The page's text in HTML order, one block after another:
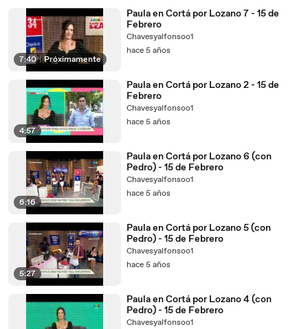
7:40 | Próximamente
Paula en Cortá por Lozano 7 - 15 de
Febrero
Chavesyalfonsoo1
hace 5 años
4:57
Paula en Cortá por Lozano 2 - 15 de
Febrero
Chavesyalfonsoo1
hace 5 años
6:16
Paula en Cortá por Lozano 6 (con
Pedro) - 15 de Febrero
Chavesyalfonsoo1
hace 5 años
5:27
Paula en Cortá por Lozano 5 (con
Pedro) - 15 de Febrero
Chavesyalfonsoo1
hace 5 años
Paula en Cortá por Lozano 4 (con
Pedro) - 15 de Febrero
Chavesyalfonsoo1